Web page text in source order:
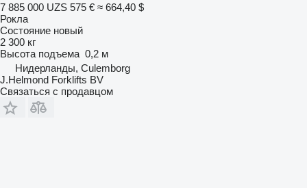
7 885 000 UZS 575 € ≈ 664,40 $
Рокла
Состояние новый
2 300 кг
Высота подъема 0,2 м
Нидерланды, Culemborg
J.Helmond Forklifts BV
Связаться с продавцом